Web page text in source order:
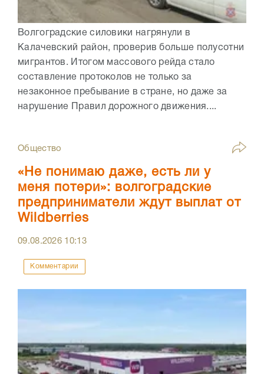
Волгоградские силовики нагрянули в
Калачевский район, проверив больше полусотни
мигрантов. Итогом массового рейда стало
составление протоколов не только за
незаконное пребывание в стране, но даже за
нарушение Правил дорожного движения....
Общество
«Не понимаю даже, есть ли у
меня потери»: волгоградские
предприниматели ждут выплат от
Wildberries
09.08.2026 10:13
Комментарии